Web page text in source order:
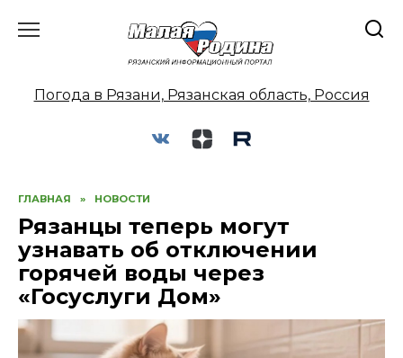
Погода в Рязани, Рязанская область, Россия
ГЛАВНАЯ » НОВОСТИ
Рязанцы теперь могут
узнавать об отключении
горячей воды через
«Госуслуги Дом»